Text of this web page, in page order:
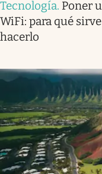
Tecnología. Poner
WiFi: para qué
hacerlo